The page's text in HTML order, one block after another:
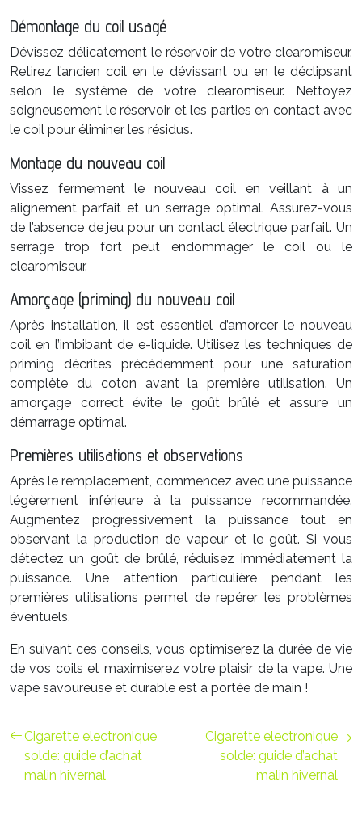
Démontage du coil usagé
Dévissez délicatement le réservoir de votre clearomiseur.
Retirez l’ancien coil en le dévissant ou en le déclipsant
selon le système de votre clearomiseur. Nettoyez
soigneusement le réservoir et les parties en contact avec
le coil pour éliminer les résidus.
Montage du nouveau coil
Vissez fermement le nouveau coil en veillant à un
alignement parfait et un serrage optimal. Assurez-vous
de l’absence de jeu pour un contact électrique parfait. Un
serrage trop fort peut endommager le coil ou le
clearomiseur.
Amorçage (priming) du nouveau coil
Après installation, il est essentiel d’amorcer le nouveau
coil en l’imbibant de e-liquide. Utilisez les techniques de
priming décrites précédemment pour une saturation
complète du coton avant la première utilisation. Un
amorçage correct évite le goût brûlé et assure un
démarrage optimal.
Premières utilisations et observations
Après le remplacement, commencez avec une puissance
légèrement inférieure à la puissance recommandée.
Augmentez progressivement la puissance tout en
observant la production de vapeur et le goût. Si vous
détectez un goût de brûlé, réduisez immédiatement la
puissance. Une attention particulière pendant les
premières utilisations permet de repérer les problèmes
éventuels.
En suivant ces conseils, vous optimiserez la durée de vie
de vos coils et maximiserez votre plaisir de la vape. Une
vape savoureuse et durable est à portée de main !
Cigarette electronique
solde: guide d’achat
malin hivernal
Cigarette electronique
solde: guide d’achat
malin hivernal